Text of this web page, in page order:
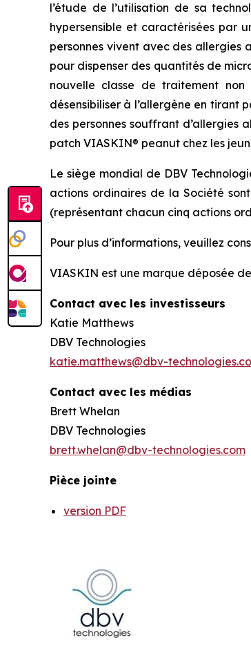
l’étude de l’utilisation de sa
hypersensible et caractérisées par
personnes vivent avec des allergies
pour dispenser des quantités de
nouvelle classe de traitement
désensibiliser à l’allergène en tirant
des personnes souffrant d’allergies
patch VIASKIN® peanut chez les
Le siège mondial de DBV
actions ordinaires de la Société
(représentant chacun cinq actions
Pour plus d’informations, veuillez
VIASKIN est une marque déposée
Contact avec les investisseurs
Katie Matthews
DBV Technologies
katie.matthews@dbv-
Contact avec les médias
Brett Whelan
DBV Technologies
brett.whelan@dbv-technologies.com
Pièce jointe
version PDF